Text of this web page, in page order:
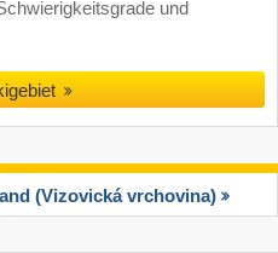
und
(Vizovická vrchovina)